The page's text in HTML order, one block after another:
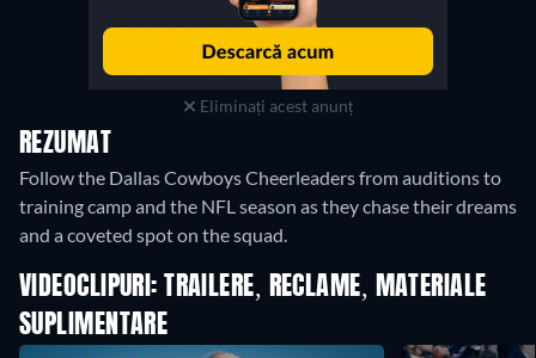
Eliminați acest anunț
REZUMAT
Follow the Dallas Cowboys Cheerleaders from auditions to
training camp and the NFL season as they chase their dreams
and a coveted spot on the squad.
VIDEOCLIPURI: TRAILERE, RECLAME, MATERIALE
SUPLIMENTARE